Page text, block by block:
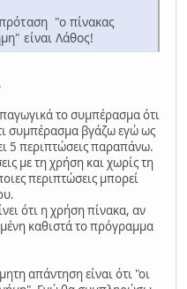
"ο πίνακας
είναι Λάθος!
το συμπέρασμα ότι
συμπέρασμα βγάζω εγώ ως
5 περιπτώσεις παραπάνω.
με τη χρήση και χωρίς τη
περιπτώσεις μπορεί
ότι η χρήση πίνακα, αν
καθιστά το πρόγραμμα
απάντηση είναι ότι "οι